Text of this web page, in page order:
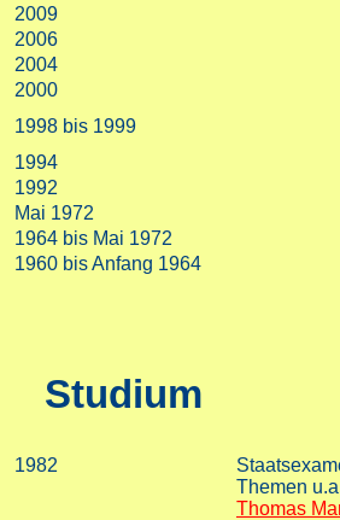
2009
2006
2004
2000
1998 bis 1999
1994
1992
Mai 1972
1964 bis Mai 1972
1960 bis Anfang 1964
Studium
1982
Themen
Thomas